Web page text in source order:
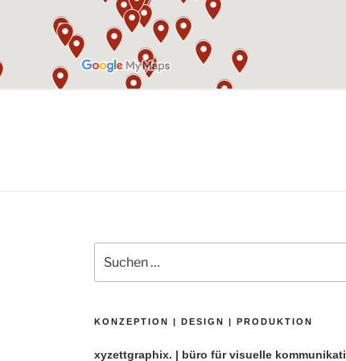
nach:
KONZEPTION | DESIGN | PRODUKTION
xyzettgraphix. | büro für visuelle